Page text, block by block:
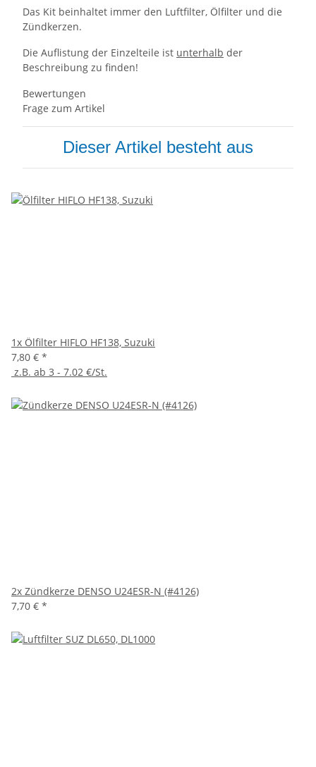
Das Kit beinhaltet immer den Luftfilter, Ölfilter und die
Zündkerzen.
Die Auflistung der Einzelteile ist unterhalb der
Beschreibung zu finden!
Bewertungen
Frage zum Artikel
Dieser Artikel besteht aus
1x Ölfilter HIFLO HF138, Suzuki
7,80 € *
z.B. ab 3 - 7.02 €/St.
2x Zündkerze DENSO U24ESR-N (#4126)
7,70 € *